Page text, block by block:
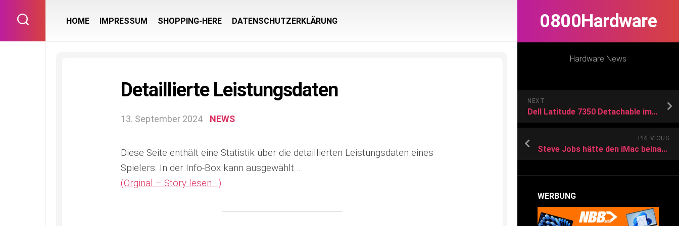
content
0800Hardware
Hardware News
NEXT
Dell Latitude 7350 Detachable im Test: Performance-Debüt des Core Ultra 7 164U
PREVIOUS
Steve Jobs hätte den iMac beinahe „MacMan“ genannt – bis ein Mann ihn davon abhielt
WERBUNG
HOME IMPRESSUM SHOPPING-HERE DATENSCHUTZERKLÄRUNG
Detaillierte Leistungsdaten
13. September 2024 NEWS
Diese Seite enthält eine Statistik über die detaillierten Leistungsdaten eines
Spielers. In der Info-Box kann ausgewählt …
(Orginal – Story lesen…)